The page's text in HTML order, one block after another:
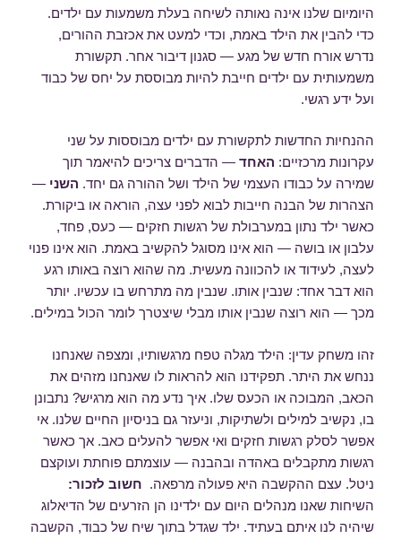
היומיום שלנו אינה נאותה לשיחה בעלת משמעות עם ילדים.
כדי להבין את הילד באמת, וכדי למעט את אכזבת ההורים,
נדרש אורח חדש של מגע — סגנון דיבור אחר. תקשורת
משמעותית עם ילדים חייבת להיות מבוססת על יחס של כבוד
ועל ידע רגשי.
ההנחיות החדשות לתקשורת עם ילדים מבוססות על שני
עקרונות מרכזיים: האחד — הדברים צריכים להיאמר תוך
שמירה על כבודו העצמי של הילד ושל ההורה גם יחד. השני —
הצהרות של הבנה חייבות לבוא לפני עצה, הוראה או ביקורת.
כאשר ילד נתון במערבולת של רגשות חזקים — כעס, פחד,
עלבון או בושה — הוא אינו מסוגל להקשיב באמת. הוא אינו פנוי
לעצה, לעידוד או להכוונה מעשית. מה שהוא רוצה באותו רגע
הוא דבר אחד: שנבין אותו. שנבין מה מתרחש בו עכשיו. יותר
מכך — הוא רוצה שנבין אותו מבלי שיצטרך לומר הכול במילים.
זהו משחק עדין: הילד מגלה טפח מרגשותיו, ומצפה שאנחנו
ננחש את היתר. תפקידנו הוא להראות לו שאנחנו מזהים את
הכאב, המבוכה או הכעס שלו. איך נדע מה הוא מרגיש? נתבונן
בו, נקשיב למילים ולשתיקות, וניעזר גם בניסיון החיים שלנו. אי
אפשר לסלק רגשות חזקים ואי אפשר להעלים כאב. אך כאשר
רגשות מתקבלים באהדה ובהבנה — עוצמתם פוחתת ועוקצם
ניטל. עצם ההקשבה היא פעולה מרפאה. חשוב לזכור:
השיחות שאנו מנהלים היום עם ילדינו הן הזרעים של הדיאלוג
שיהיה לנו איתם בעתיד. ילד שגדל בתוך שיח של כבוד, הקשבה